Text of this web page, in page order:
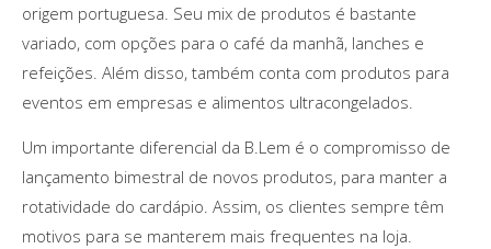
origem portuguesa. Seu mix de produtos é bastante
variado, com opções para o café da manhã, lanches e
refeições. Além disso, também conta com produtos para
eventos em empresas e alimentos ultracongelados.
Um importante diferencial da B.Lem é o compromisso de
lançamento bimestral de novos produtos, para manter a
rotatividade do cardápio. Assim, os clientes sempre têm
motivos para se manterem mais frequentes na loja.